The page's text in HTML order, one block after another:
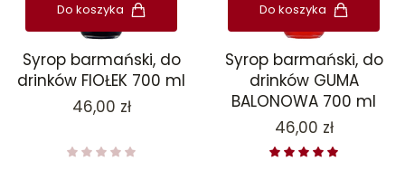
Do koszyka
Syrop barmański, do
drinków FIOŁEK 700 ml
Cena
46,00 zł
Do koszyka
Syrop barmański, do
drinków GUMA
BALONOWA 700 ml
Cena
46,00 zł